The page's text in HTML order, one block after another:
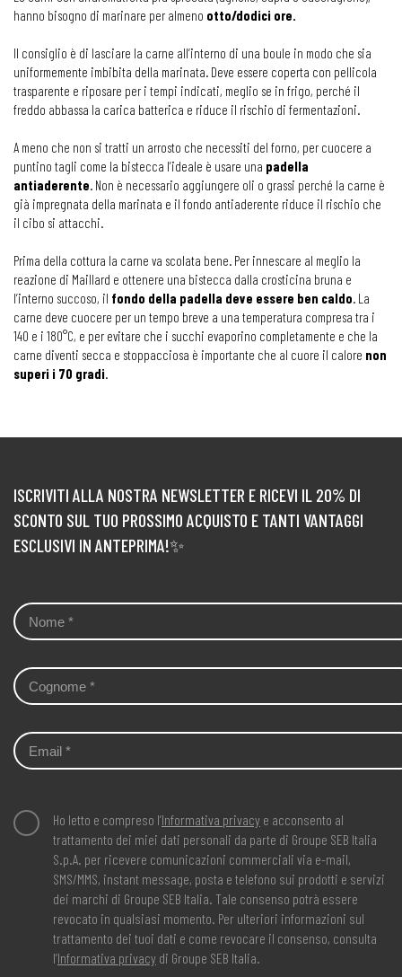
hanno bisogno di marinare per almeno otto/dodici ore.
Il consiglio è di lasciare la carne all’interno di una boule in modo che sia
uniformemente imbibita della marinata. Deve essere coperta con pellicola
trasparente e riposare per i tempi indicati, meglio se in frigo, perché il
freddo abbassa la carica batterica e riduce il rischio di fermentazioni.
A meno che non si tratti un arrosto che necessiti del forno, per cuocere a
puntino tagli come la bistecca l’ideale è usare una padella
antiaderente. Non è necessario aggiungere oli o grassi perché la carne è
già impregnata della marinata e il fondo antiaderente riduce il rischio che
il cibo si attacchi.
Prima della cottura la carne va scolata bene. Per innescare al meglio la
reazione di Maillard e ottenere una bistecca dalla crosticina bruna e
l’interno succoso, il fondo della padella deve essere ben caldo. La
carne deve cuocere per un tempo breve a una temperatura compresa tra i
140 e i 180°C, e per evitare che i succhi evaporino completamente e che la
carne diventi secca e stoppacciosa è importante che al cuore il calore non
superi i 70 gradi.
ISCRIVITI ALLA NOSTRA NEWSLETTER E RICEVI IL 20% DI
SCONTO SUL TUO PROSSIMO ACQUISTO E TANTI VANTAGGI
ESCLUSIVI IN ANTEPRIMA!✨
Ho letto e compreso l’Informativa privacy e acconsento al
trattamento dei miei dati personali da parte di Groupe SEB Italia
S.p.A. per ricevere comunicazioni commerciali via e-mail,
SMS/MMS, instant message, posta e telefono sui prodotti e servizi
dei marchi di Groupe SEB Italia. Tale consenso potrà essere
revocato in qualsiasi momento. Per ulteriori informazioni sul
trattamento dei tuoi dati e come revocare il consenso, consulta
l’Informativa privacy di Groupe SEB Italia.